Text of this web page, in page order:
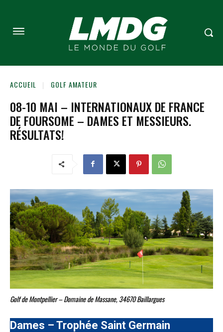
ACCUEIL GOLF AMATEUR
08-10 MAI – INTERNATIONAUX DE FRANCE
DE FOURSOME – DAMES ET MESSIEURS.
RÉSULTATS!
Golf de Montpellier – Domaine de Massane, 34670 Baillargues
Dames – Trophée Saint Germain